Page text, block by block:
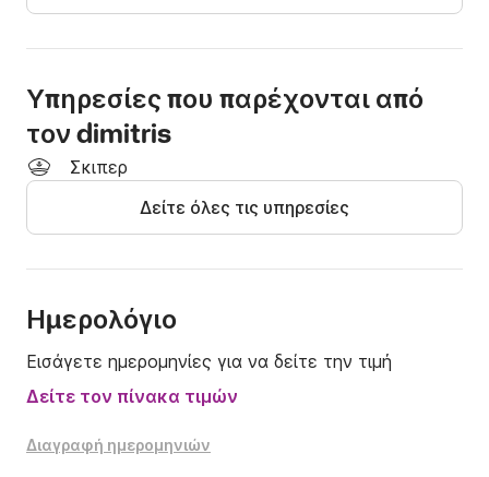
Υπηρεσίες που παρέχονται από
τον dimitris
Σκιπερ
Δείτε όλες τις υπηρεσίες
Ημερολόγιο
Εισάγετε ημερομηνίες για να δείτε την τιμή
Δείτε τον πίνακα τιμών
Διαγραφή ημερομηνιών